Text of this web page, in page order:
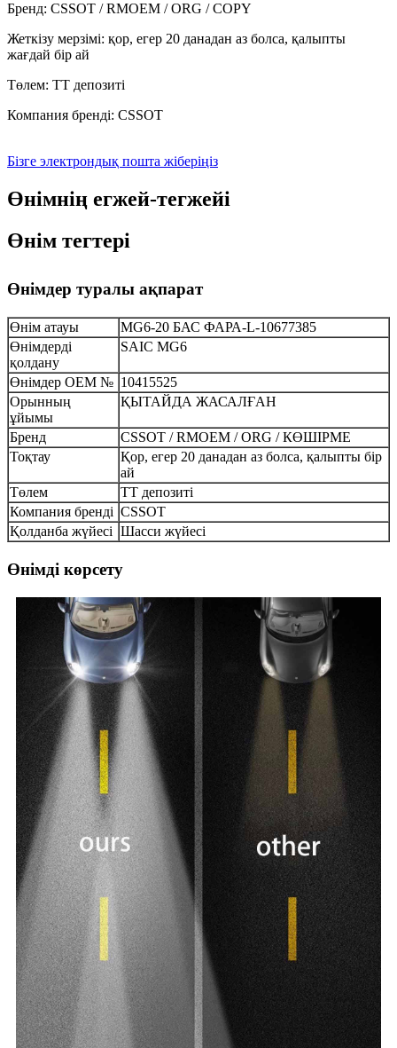
Бренд: CSSOT / RMOEM / ORG / COPY
Жеткізу мерзімі: қор, егер 20 данадан аз болса, қалыпты
жағдай бір ай
Төлем: TT депозиті
Компания бренді: CSSOT
Бізге электрондық пошта жіберіңіз
Өнімнің егжей-тегжейі
Өнім тегтері
Өнімдер туралы ақпарат
Өнім атауы
MG6-20 БАС ФАРА-L-10677385
Өнімдерді
қолдану
SAIC MG6
Өнімдер OEM № 10415525
Орынның
ұйымы
ҚЫТАЙДА ЖАСАЛҒАН
Бренд
CSSOT / RMOEM / ORG / КӨШІРМЕ
Тоқтау
Қор, егер 20 данадан аз болса, қалыпты бір
ай
Төлем
TT депозиті
Компания бренді CSSOT
Қолданба жүйесі Шасси жүйесі
Өнімді көрсету